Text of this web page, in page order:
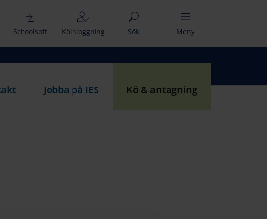
Schoolsoft Köinloggning Sök Meny
Jobba på IES Kö & antagning